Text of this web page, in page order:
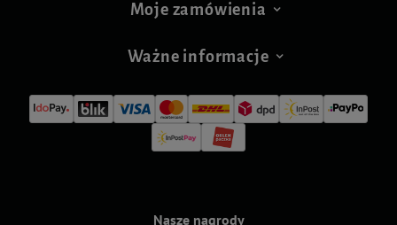
Moje zamówienia
Ważne informacje
Nasze nagrody